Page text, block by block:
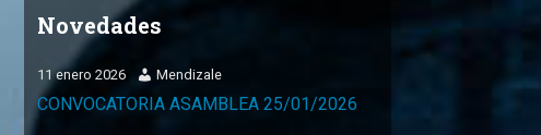
Novedades
11 enero 2026 Mendizale
CONVOCATORIA ASAMBLEA 25/01/2026